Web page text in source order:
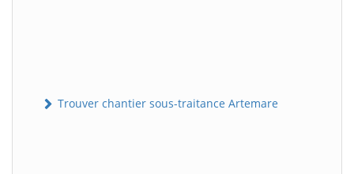
Trouver chantier sous-traitance Artemare